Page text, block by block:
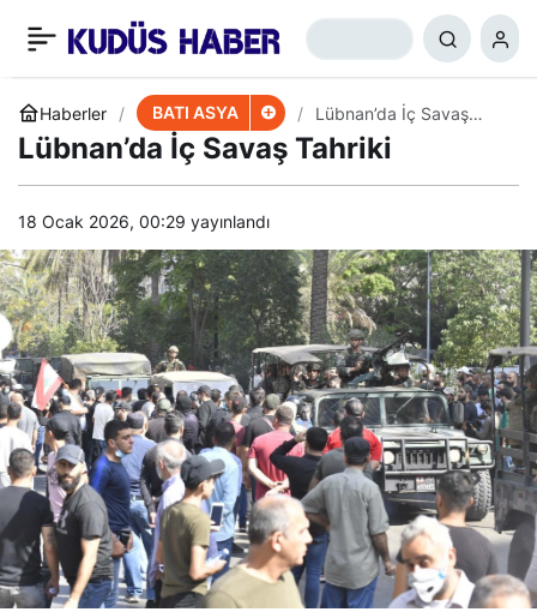
Haberler BATI ASYA
Lübnan’da İç Savaş
Tahriki
Lübnan’da İç Savaş Tahriki
18 Ocak 2026, 00:29 yayınlandı
İran’dan BM’ye İsrail
Mektubu: Uyarıyoruz
+ 0 Paylaş